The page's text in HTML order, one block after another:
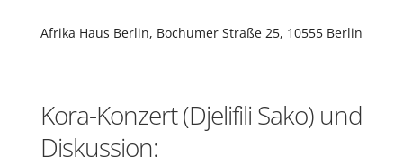
Afrika Haus Berlin, Bochumer Straße 25, 10555 Berlin
Kora-Konzert (Djelifili Sako) und
Diskussion: